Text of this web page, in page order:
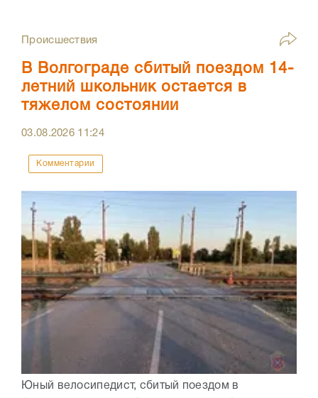
Происшествия
В Волгограде сбитый поездом 14-
летний школьник остается в
тяжелом состоянии
03.08.2026 11:24
Комментарии
Юный велосипедист, сбитый поездом в